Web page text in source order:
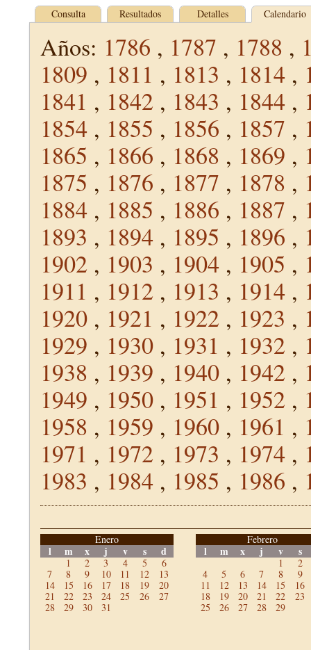
Consulta Resultados Detalles Calendario
Años: 1786 , 1787 , 1788 ,
1809 , 1811 , 1813 , 1814 ,
1841 , 1842 , 1843 , 1844 ,
1854 , 1855 , 1856 , 1857 ,
1865 , 1866 , 1868 , 1869 ,
1875 , 1876 , 1877 , 1878 ,
1884 , 1885 , 1886 , 1887 ,
1893 , 1894 , 1895 , 1896 ,
1902 , 1903 , 1904 , 1905 ,
1911 , 1912 , 1913 , 1914 ,
1920 , 1921 , 1922 , 1923 ,
1929 , 1930 , 1931 , 1932 ,
1938 , 1939 , 1940 , 1942 ,
1949 , 1950 , 1951 , 1952 ,
1958 , 1959 , 1960 , 1961 ,
1971 , 1972 , 1973 , 1974 ,
1983 , 1984 , 1985 , 1986 ,
Enero
l m x j v s d
1 2 3 4 5
6
7
8 9 10 11 12
13
14
15 16 17 18 19
20
21
22 23 24 25 26
27
28
29 30 31
Febrero
l m x j v s
1
2
4
5 6 7 8
9
11
12 13 14 15
16
18
19 20 21 22
23
25
26 27 28 29